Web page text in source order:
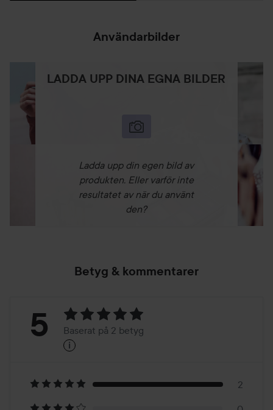
Användarbilder
LADDA UPP DINA EGNA BILDER
Ladda upp din egen bild av
produkten. Eller varför inte
resultatet av när du använt
den?
Betyg & kommentarer
Betyg:
Baserat
på
5 Baserat på 2 betyg
i
2